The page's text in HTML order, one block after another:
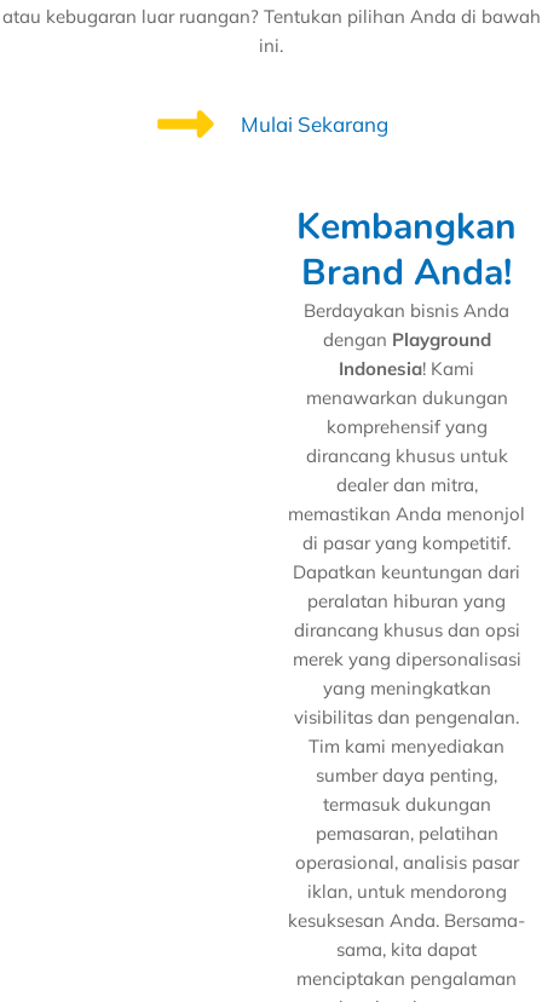
atau kebugaran luar ruangan? Tentukan pilihan Anda di bawah
ini.
Mulai Sekarang
Kembangkan
Brand Anda!
Berdayakan bisnis Anda
dengan Playground
Indonesia! Kami
menawarkan dukungan
komprehensif yang
dirancang khusus untuk
dealer dan mitra,
memastikan Anda menonjol
di pasar yang kompetitif.
Dapatkan keuntungan dari
peralatan hiburan yang
dirancang khusus dan opsi
merek yang dipersonalisasi
yang meningkatkan
visibilitas dan pengenalan.
Tim kami menyediakan
sumber daya penting,
termasuk dukungan
pemasaran, pelatihan
operasional, analisis pasar
iklan, untuk mendorong
kesuksesan Anda. Bersama-
sama, kita dapat
menciptakan pengalaman